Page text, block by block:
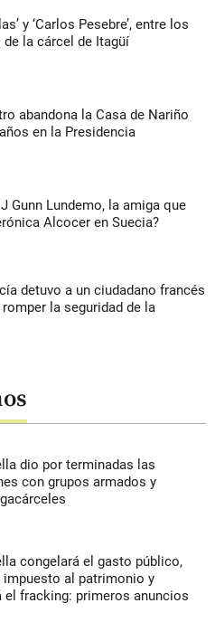
y ‘Carlos Pesebre’, entre los
la cárcel de Itagüí
abandona la Casa de Nariño
en la Presidencia
Gunn Lundemo, la amiga que
Alcocer en Suecia?
detuvo a un ciudadano francés
la seguridad de la
dio por terminadas las
con grupos armados y
congelará el gasto público,
impuesto al patrimonio y
el fracking: primeros anuncios